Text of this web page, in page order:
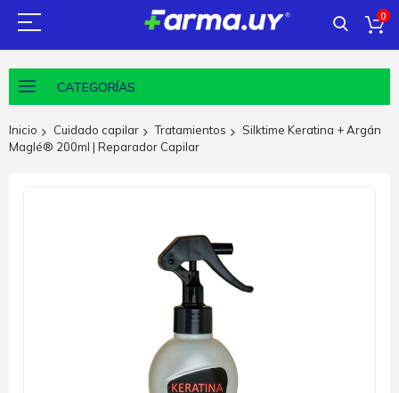
0
CATEGORÍAS
Inicio Cuidado capilar Tratamientos
Silktime Keratina + Argán
Maglé® 200ml | Reparador Capilar